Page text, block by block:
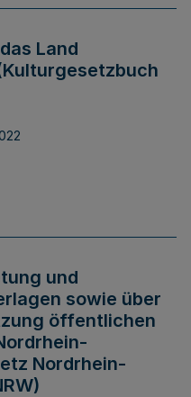
Land
und
sowie über
öffentlichen
Nordrhein-